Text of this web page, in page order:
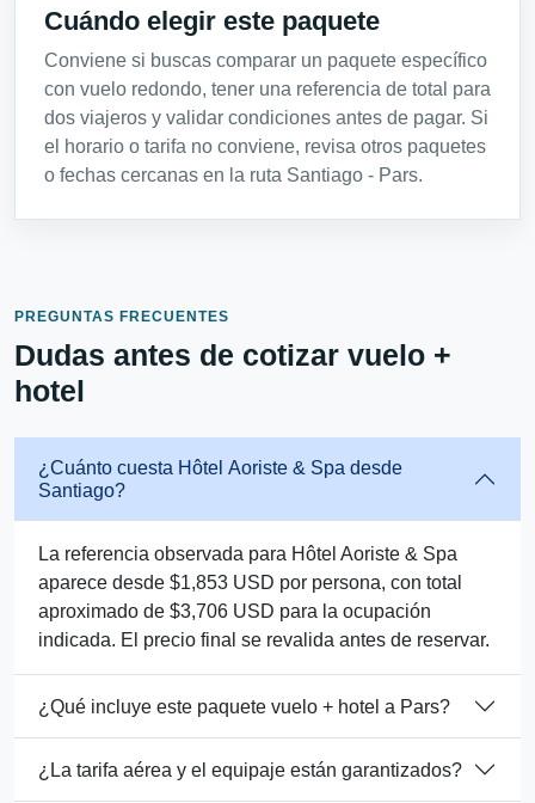
Cuándo elegir este paquete
Conviene si buscas comparar un paquete específico
con vuelo redondo, tener una referencia de total para
dos viajeros y validar condiciones antes de pagar. Si
el horario o tarifa no conviene, revisa otros paquetes
o fechas cercanas en la ruta Santiago - Pars.
PREGUNTAS FRECUENTES
Dudas antes de cotizar vuelo +
hotel
¿Cuánto cuesta Hôtel Aoriste & Spa desde
Santiago?
La referencia observada para Hôtel Aoriste & Spa
aparece desde $1,853 USD por persona, con total
aproximado de $3,706 USD para la ocupación
indicada. El precio final se revalida antes de reservar.
¿Qué incluye este paquete vuelo + hotel a Pars?
¿La tarifa aérea y el equipaje están garantizados?